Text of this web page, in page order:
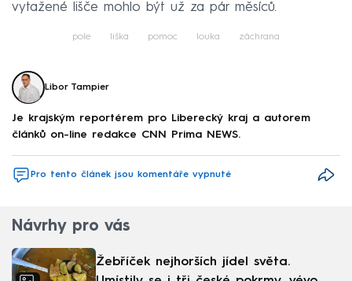
vytažené lišče mohlo být už za pár měsíců.
pole liška pomoc louka záchrana
Libor Tampier
Je krajským reportérem pro Liberecký kraj a autorem
článků on-line redakce CNN Prima NEWS.
Pro tento článek jsou komentáře vypnuté
Návrhy pro vás
Žebříček nejhorších jídel světa.